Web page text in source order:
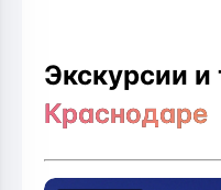
Экскурсии и
Краснодаре